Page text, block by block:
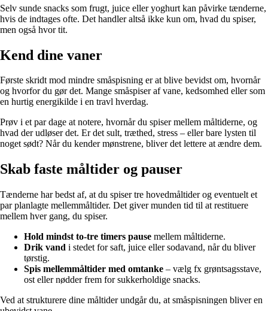
Selv sunde snacks som frugt, juice eller yoghurt kan påvirke tænderne,
hvis de indtages ofte. Det handler altså ikke kun om, hvad du spiser,
men også hvor tit.
Kend dine vaner
Første skridt mod mindre småspisning er at blive bevidst om, hvornår
og hvorfor du gør det. Mange småspiser af vane, kedsomhed eller som
en hurtig energikilde i en travl hverdag.
Prøv i et par dage at notere, hvornår du spiser mellem måltiderne, og
hvad der udløser det. Er det sult, træthed, stress – eller bare lysten til
noget sødt? Når du kender mønstrene, bliver det lettere at ændre dem.
Skab faste måltider og pauser
Tænderne har bedst af, at du spiser tre hovedmåltider og eventuelt et
par planlagte mellemmåltider. Det giver munden tid til at restituere
mellem hver gang, du spiser.
Hold mindst to-tre timers pause mellem måltiderne.
Drik vand i stedet for saft, juice eller sodavand, når du bliver
tørstig.
Spis mellemmåltider med omtanke – vælg fx grøntsagsstave,
ost eller nødder frem for sukkerholdige snacks.
Ved at strukturere dine måltider undgår du, at småspisningen bliver en